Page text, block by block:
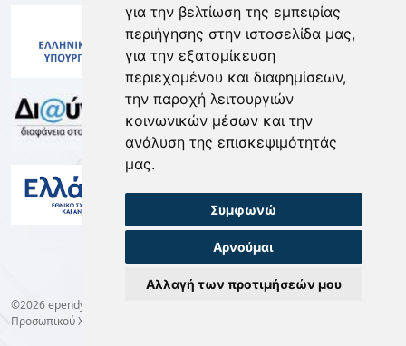
για την βελτίωση της εμπειρίας
περιήγησης στην ιστοσελίδα μας,
για την εξατομίκευση
περιεχομένου και διαφημίσεων,
την παροχή λειτουργιών
κοινωνικών μέσων και την
ανάλυση της επισκεψιμότητάς
μας.
Συμφωνώ
Αρνούμαι
Αλλαγή των προτιμήσεών μου
©2026 ependyseis.mindev.gov.gr -
Προσωπικού Χαρακτήρα